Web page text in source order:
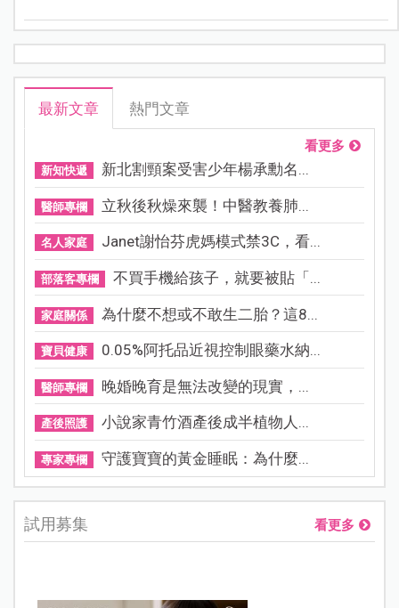
最新文章 熱門文章
看更多
新知快遞 新北割頸案受害少年楊承勳名...
醫師專欄 立秋後秋燥來襲！中醫教養肺...
名人家庭 Janet謝怡芬虎媽模式禁3C，看...
部落客專欄 不買手機給孩子，就要被貼「...
家庭關係 為什麼不想或不敢生二胎？這8...
寶貝健康 0.05%阿托品近視控制眼藥水納...
醫師專欄 晚婚晚育是無法改變的現實，...
產後照護 小說家青竹酒產後成半植物人...
專家專欄 守護寶寶的黃金睡眠：為什麼...
試用募集 看更多